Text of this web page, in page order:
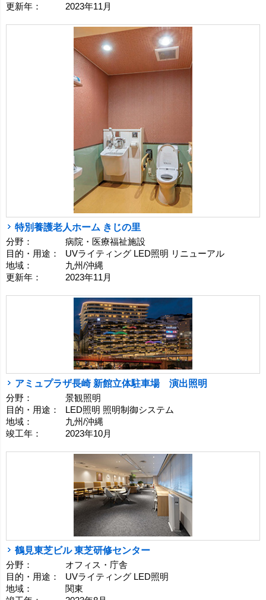
更新年：
2023年11月
特別養護老人ホーム きじの里
分野：
病院・医療福祉施設
目的・用途：
UVライティング LED照明 リニューアル
地域：
九州/沖縄
更新年：
2023年11月
アミュプラザ長崎 新館立体駐車場 演出照明
分野：
景観照明
目的・用途：
LED照明 照明制御システム
地域：
九州/沖縄
竣工年：
2023年10月
鶴見東芝ビル 東芝研修センター
分野：
オフィス・庁舎
目的・用途：
UVライティング LED照明
地域：
関東